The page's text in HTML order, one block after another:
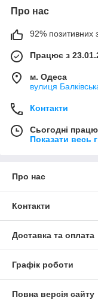
Про нас
92% позитивних з
Працює з
м. Одеса
вулиця
Контакти
Сьогодні
Показати весь
Про нас
Контакти
Доставка та оплата
Графік роботи
Повна версія сайту